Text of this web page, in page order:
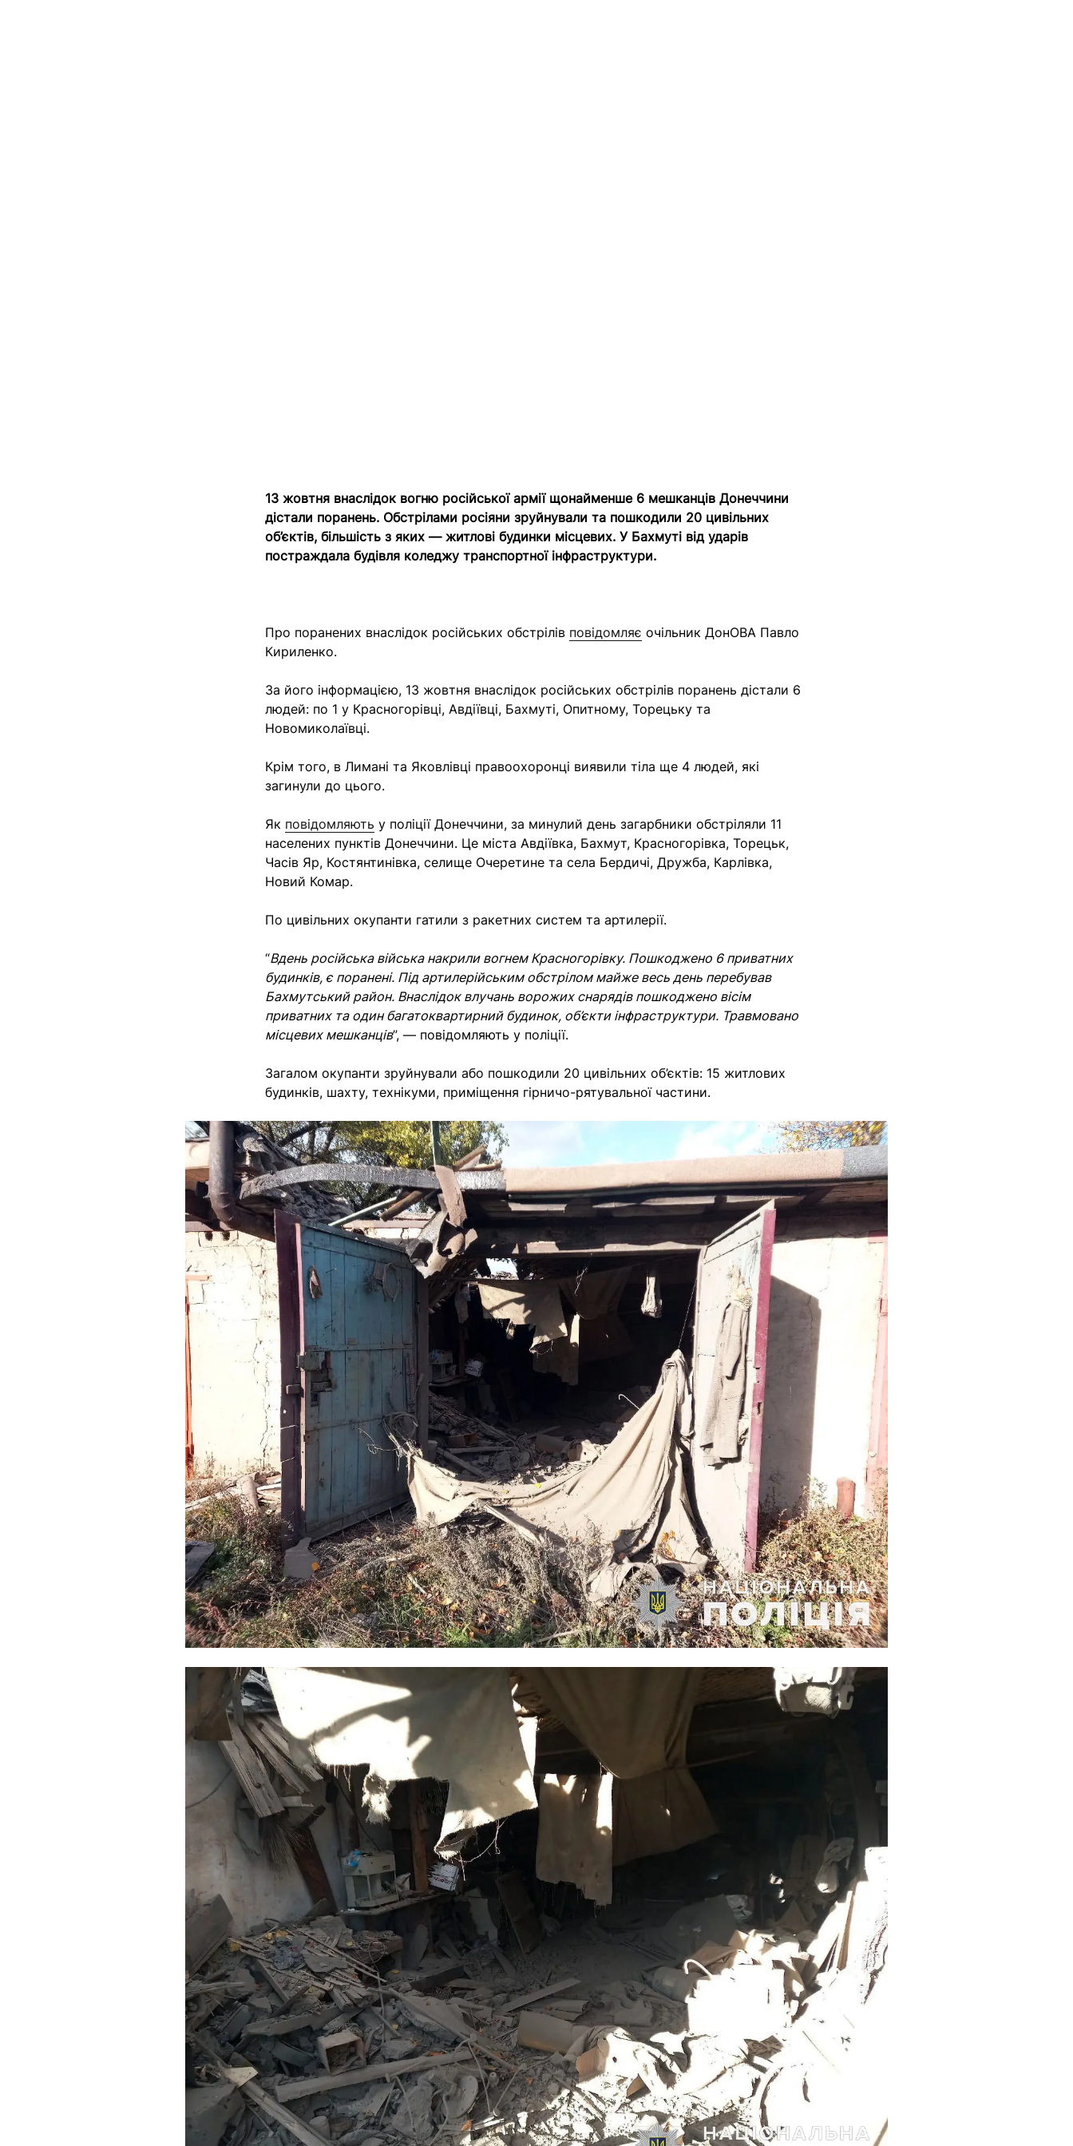
13 жовтня внаслідок вогню російської армії щонайменше 6 мешканців Донеччини
дістали поранень. Обстрілами росіяни зруйнували та пошкодили 20 цивільних
об’єктів, більшість з яких — житлові будинки місцевих. У Бахмуті від ударів
постраждала будівля коледжу транспортної інфраструктури.
Про поранених внаслідок російських обстрілів повідомляє очільник ДонОВА Павло
Кириленко.
За його інформацією, 13 жовтня внаслідок російських обстрілів поранень дістали 6
людей: по 1 у Красногорівці, Авдіївці, Бахмуті, Опитному, Торецьку та
Новомиколаївці.
Крім того, в Лимані та Яковлівці правоохоронці виявили тіла ще 4 людей, які
загинули до цього.
Як повідомляють у поліції Донеччини, за минулий день загарбники обстріляли 11
населених пунктів Донеччини. Це міста Авдіївка, Бахмут, Красногорівка, Торецьк,
Часів Яр, Костянтинівка, селище Очеретине та села Бердичі, Дружба, Карлівка,
Новий Комар.
По цивільних окупанти гатили з ракетних систем та артилерії.
“Вдень російська війська накрили вогнем Красногорівку. Пошкоджено 6 приватних
будинків, є поранені. Під артилерійським обстрілом майже весь день перебував
Бахмутський район. Внаслідок влучань ворожих снарядів пошкоджено вісім
приватних та один багатоквартирний будинок, об’єкти інфраструктури. Травмовано
місцевих мешканців”, — повідомляють у поліції.
Загалом окупанти зруйнували або пошкодили 20 цивільних об’єктів: 15 житлових
будинків, шахту, технікуми, приміщення гірничо-рятувальної частини.